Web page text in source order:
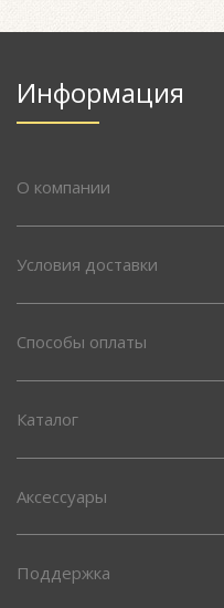
Информация
О компании
Условия доставки
Способы оплаты
Каталог
Аксессуары
Поддержка